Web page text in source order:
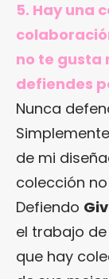
5. Hay una
no te gusta
defiendes
Nunca
de mi
colección
Defiendo
el trabajo de
que hay